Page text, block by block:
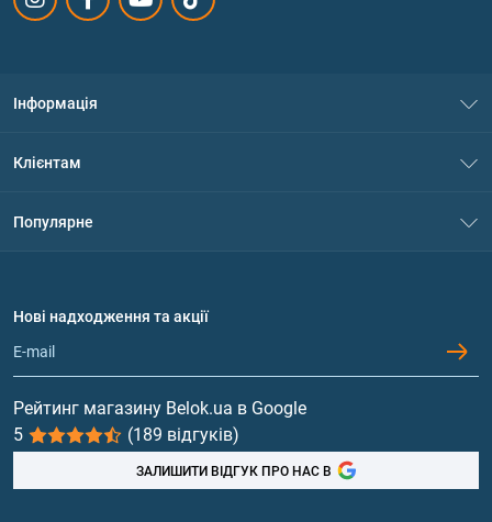
Інформація
Політика конфіденційності
Обмін та повернення
Клієнтам
Популярне
Протеїн
Гейнери
Вітаміни та мінерали
Риб'ячий жир, жирні кислоти
Нові надходження та акції
Рейтинг магазину Belok.ua в Google
5
(189 відгуків)
ЗАЛИШИТИ ВІДГУК ПРО НАС В